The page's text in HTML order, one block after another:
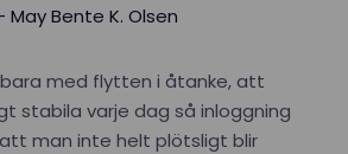
May Bente K. Olsen
med flytten i åtanke, att
stabila varje dag så inloggning
man inte helt plötsligt blir